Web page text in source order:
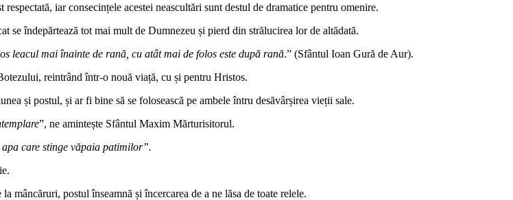
iar consecințele acestei neascultări sunt destul de dramatice pentru omenire.
îndepărtează tot mai mult de Dumnezeu și pierd din strălucirea lor de altădată.
leacul mai înainte de rană, cu atât mai de folos este după rană.” (Sfântul Ioan Gură de Aur).
reintrând într-o nouă viață, cu și pentru Hristos.
și postul, și ar fi bine să se folosească pe ambele întru desăvârșirea vieții sale.
”, ne amintește Sfântul Maxim Mărturisitorul.
care stinge văpaia patimilor”.
mâncăruri, postul înseamnă și încercarea de a ne lăsa de toate relele.